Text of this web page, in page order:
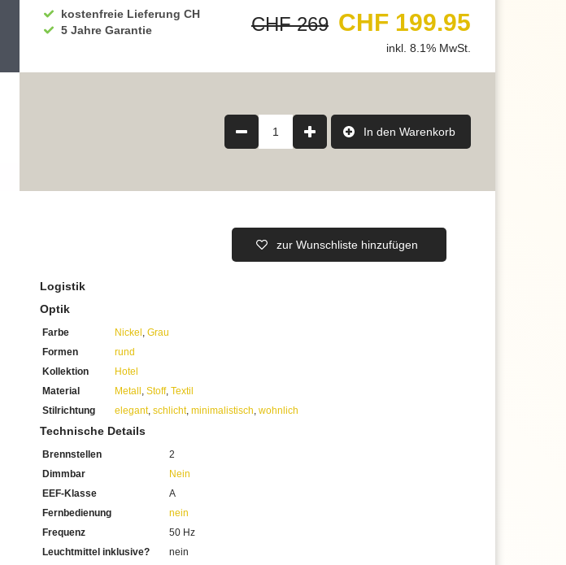
Sparen Sie Strom durch den Einsatz von
Die Betriebsspannung beträgt 230V / 50 Hz (normaler Stromanschluss)
Die Schutzklasse der Leuchte ist 2
IP Klassifikation ist IP20 und damit ideal für die Innenbeleuchtung geeignet
kostenfreie Lieferung CH
5 Jahre Garantie
CHF 269 CHF 199.95
inkl. 8.1% MwSt.
1 In den Warenkorb
zur Wunschliste hinzufügen
Logistik
Optik
Farbe Nickel , Grau
Formen
rund
Kollektion
Hotel
Material
Metall , Stoff, Textil
Stilrichtung
elegant, schlicht, minimalistisch, wohnlich
Technische Details
Brennstellen
2
Dimmbar
Nein
EEF-Klasse
A
Fernbedienung
nein
Frequenz
50 Hz
Leuchtmittel inklusive?
nein